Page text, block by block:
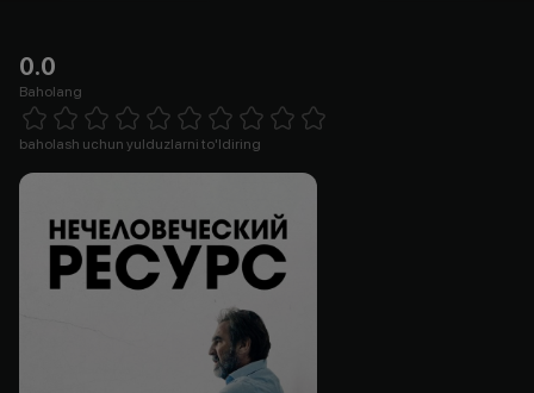
0.0
Baholang
1 Star 2 Stars 3 Stars 4 Stars5 Stars 6 Stars7 Stars8 Stars
baholash uchun yulduzlarni to'ldiring